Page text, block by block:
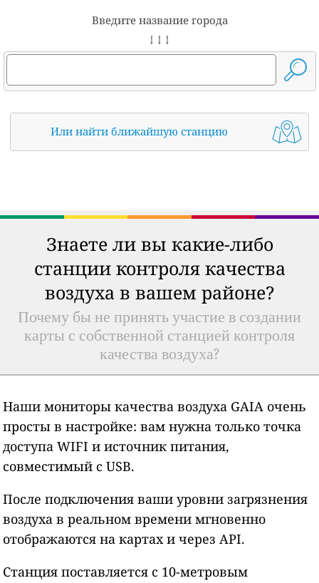
Введите название города
↓ ↓ ↓
Или найти ближайшую станцию
Знаете ли вы какие-либо
станции контроля качества
воздуха в вашем районе?
Почему бы не принять участие в создании
карты с собственной станцией контроля
качества воздуха?
Наши мониторы качества воздуха GAIA очень
просты в настройке: вам нужна только точка
доступа WIFI и источник питания,
совместимый с USB.
После подключения ваши уровни загрязнения
воздуха в реальном времени мгновенно
отображаются на картах и через API.
Станция поставляется с 10-метровым